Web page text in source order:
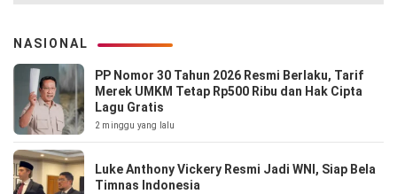
NASIONAL
PP Nomor 30 Tahun 2026 Resmi Berlaku, Tarif
Merek UMKM Tetap Rp500 Ribu dan Hak Cipta
Lagu Gratis
2 minggu yang lalu
Luke Anthony Vickery Resmi Jadi WNI, Siap Bela
Timnas Indonesia